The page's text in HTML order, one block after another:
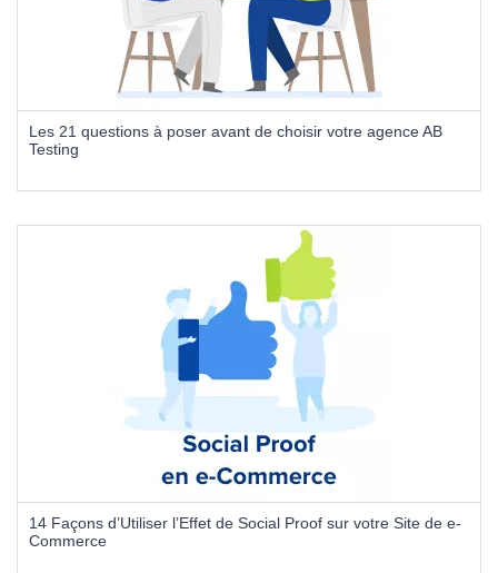
Les 21 questions à poser avant de choisir votre agence AB
Testing
14 Façons d’Utiliser l’Effet de Social Proof sur votre Site de e-
Commerce